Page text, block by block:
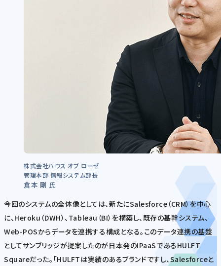
株式会社ハウス オブ ローゼ
管理本部 情報システム部長
倉本 剛 氏
今回のシステムの全体像としては、新たにSalesforce（CRM）を中心
に、Heroku（DWH）、Tableau（BI）を構築し、既存の基幹システム、
Web-POSからデータを連携する構成となる。このデータ連携の基盤
としてサンブリッジが提案したのが日本発のiPaaSであるHULFT
Squareだった。「HULFTは実績のあるブランドですし、Salesforceと